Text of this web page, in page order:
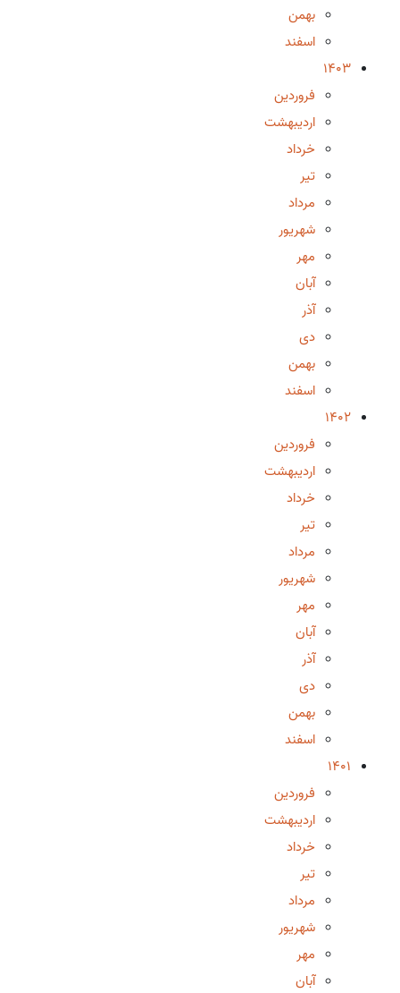
بهمن
اسفند
1403
فروردین
اردیبهشت
خرداد
تیر
مرداد
شهریور
مهر
آبان
آذر
دی
بهمن
اسفند
1402
فروردین
اردیبهشت
خرداد
تیر
مرداد
شهریور
مهر
آبان
آذر
دی
بهمن
اسفند
1401
فروردین
اردیبهشت
خرداد
تیر
مرداد
شهریور
مهر
آبان